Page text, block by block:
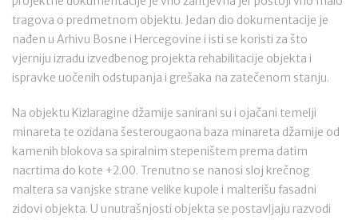
tragova o predmetnom objektu. Jedan dio dokumentacije je
nađen u Arhivu Bosne i Hercegovine i isti se koristi za što
vjerniju izradu izvedbenog projekta rehabilitacije objekta i
ispravke uočenih odstupanja i grešaka na zatečenom stanju.
Na objektu Kizlaragine džamije sanirani su i ojačani temelji
minareta te ozidana šesterougaona baza minareta džamije od
kamenih blokova sa spiralnim stepeništem prema datim
nacrtima do kote +2.00. Trenutno se nanosi sloj krečnog
maltera sa vanjske strane velike kupole i malterišu fasadni
zidovi objekta. U unutrašnjosti objekta se postavljaju razvodi